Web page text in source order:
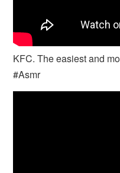
KFC. The easiest and
#Asmr